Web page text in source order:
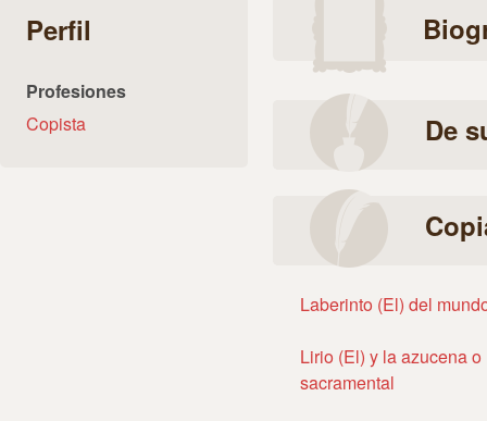
Perfil
Profesiones
Copista
De
Laberinto (El) del
Lirio (El) y la azucena
sacramental